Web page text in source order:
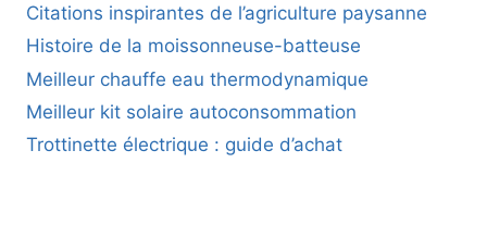
RESPECTUEUSE
DE
L’ENVIRONNEMENT
Citations inspirantes de l’agriculture paysanne
Histoire de la moissonneuse-batteuse
Meilleur chauffe eau thermodynamique
Meilleur kit solaire autoconsommation
Trottinette électrique : guide d’achat